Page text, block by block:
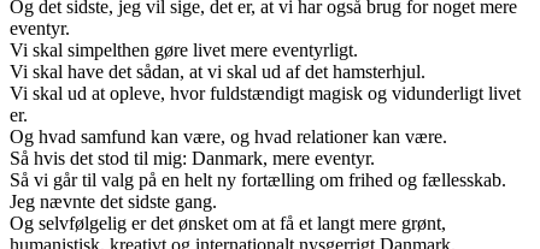
Og det sidste, jeg vil sige, det er, at vi har også brug for noget mere
eventyr.
Vi skal simpelthen gøre livet mere eventyrligt.
Vi skal have det sådan, at vi skal ud af det hamsterhjul.
Vi skal ud at opleve, hvor fuldstændigt magisk og vidunderligt livet
er.
Og hvad samfund kan være, og hvad relationer kan være.
Så hvis det stod til mig: Danmark, mere eventyr.
Så vi går til valg på en helt ny fortælling om frihed og fællesskab.
Jeg nævnte det sidste gang.
Og selvfølgelig er det ønsket om at få et langt mere grønt,
humanistisk, kreativt og internationalt nysgerrigt Danmark.